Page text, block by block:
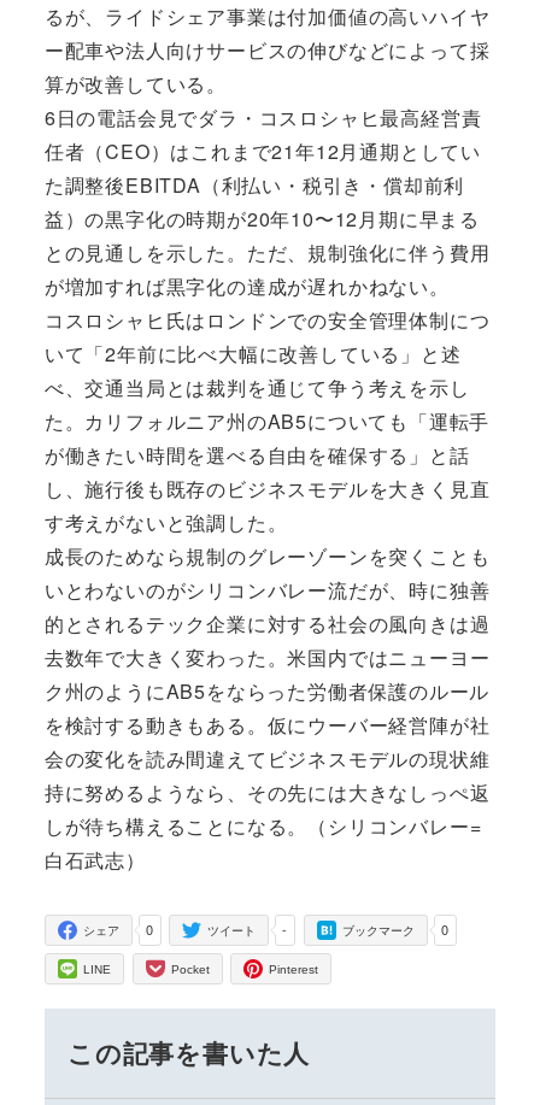
るが、ライドシェア事業は付加価値の高いハイヤ
ー配車や法人向けサービスの伸びなどによって採
算が改善している。
6日の電話会見でダラ・コスロシャヒ最高経営責
任者（CEO）はこれまで21年12月通期としてい
た調整後EBITDA（利払い・税引き・償却前利
益）の黒字化の時期が20年10〜12月期に早まる
との見通しを示した。ただ、規制強化に伴う費用
が増加すれば黒字化の達成が遅れかねない。
コスロシャヒ氏はロンドンでの安全管理体制につ
いて「2年前に比べ大幅に改善している」と述
べ、交通当局とは裁判を通じて争う考えを示し
た。カリフォルニア州のAB5についても「運転手
が働きたい時間を選べる自由を確保する」と話
し、施行後も既存のビジネスモデルを大きく見直
す考えがないと強調した。
成長のためなら規制のグレーゾーンを突くことも
いとわないのがシリコンバレー流だが、時に独善
的とされるテック企業に対する社会の風向きは過
去数年で大きく変わった。米国内ではニューヨー
ク州のようにAB5をならった労働者保護のルール
を検討する動きもある。仮にウーバー経営陣が社
会の変化を読み間違えてビジネスモデルの現状維
持に努めるようなら、その先には大きなしっぺ返
しが待ち構えることになる。（シリコンバレー=
白石武志）
0
シェア -
ツイート 0
ブックマーク
LINE Pocket Pinterest
この記事を書いた人